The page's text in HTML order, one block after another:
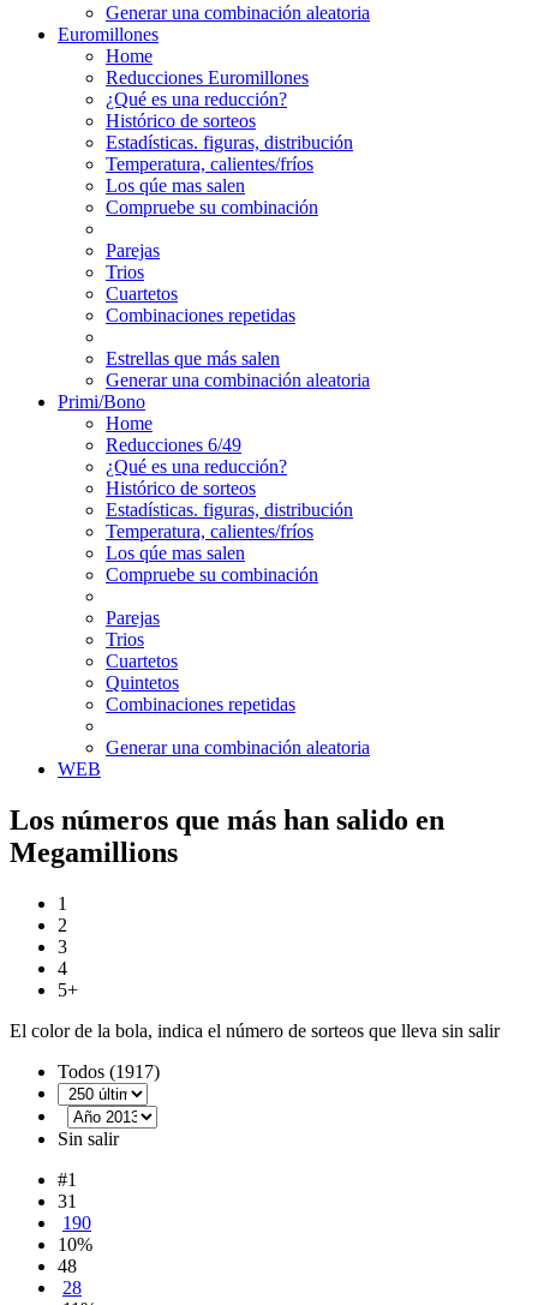
Generar una combinación aleatoria
Euromillones
Home
Reducciones Euromillones
¿Qué es una reducción?
Histórico de sorteos
Estadísticas. figuras, distribución
Temperatura, calientes/fríos
Los qúe mas salen
Compruebe su combinación
Parejas
Trios
Cuartetos
Combinaciones repetidas
Estrellas que más salen
Generar una combinación aleatoria
Primi/Bono
Home
Reducciones 6/49
¿Qué es una reducción?
Histórico de sorteos
Estadísticas. figuras, distribución
Temperatura, calientes/fríos
Los qúe mas salen
Compruebe su combinación
Parejas
Trios
Cuartetos
Quintetos
Combinaciones repetidas
Generar una combinación aleatoria
WEB
Los números que más han salido en
Megamillions
1
2
3
4
5+
El color de la bola, indica el número de sorteos que lleva sin salir
Todos (1917)
Sin salir
#1
31
190
10%
48
28